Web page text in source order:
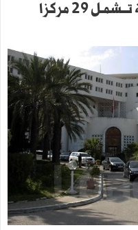
الحــركة الدبلـوماسية السنـــويـة تـــشمـل 29 مركزا